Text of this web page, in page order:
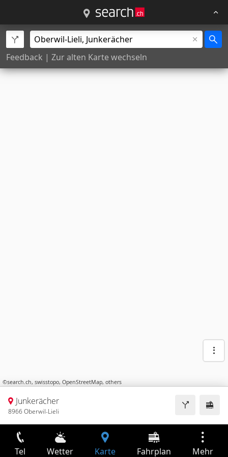
Feedback | Zur alten Karte wechseln
©search.ch, swisstopo, OpenStreetMap, others
Junkerächer
8966 Oberwil-Lieli
Tel Wetter Karte Fahrplan Mehr